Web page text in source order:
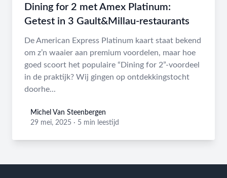
Dining for 2 met Amex Platinum:
Getest in 3 Gault&Millau-restaurants
De American Express Platinum kaart staat bekend
om z’n waaier aan premium voordelen, maar hoe
goed scoort het populaire “Dining for 2”-voordeel
in de praktijk? Wij gingen op ontdekkingstocht
doorhe...
Michel Van Steenbergen
Michel Van Steenbergen
29 mei, 2025 · 5 min leestijd